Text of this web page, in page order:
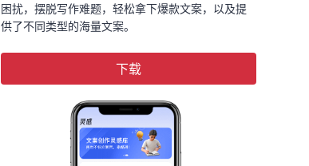
困扰，摆脱写作难题，轻松拿下爆款文案，以及提
供了不同类型的海量文案。
下载